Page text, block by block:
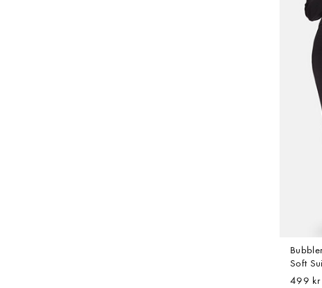
Soft
499 kr